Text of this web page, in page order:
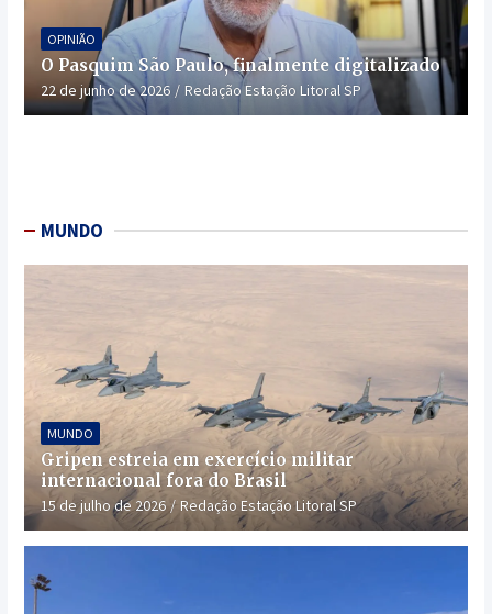
OPINIÃO
O Pasquim São Paulo, finalmente digitalizado
22 de junho de 2026 Redação Estação Litoral SP
MUNDO
MUNDO
Gripen estreia em exercício militar
internacional fora do Brasil
15 de julho de 2026 Redação Estação Litoral SP